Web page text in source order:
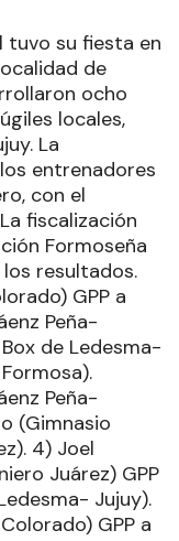
tuvo su fiesta en
de
ocho
locales,
La
entrenadores
con el
fiscalización
Formoseña
resultados.
GPP a
Peña-
de Ledesma-
Peña-
(Gimnasio
4) Joel
Juárez) GPP
Jujuy).
GPP a